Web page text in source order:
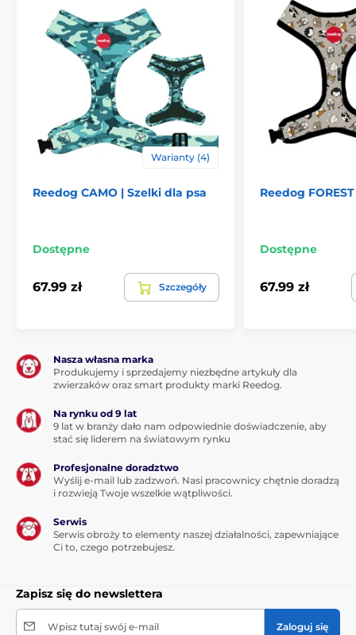
Produkt znajduje się w kategoriach
Szelki dla psów Dla psów
Warianty (4)
Reedog CAMO | Szelki dla psa
Dostępne
67.99 zł Szczegóły
Reedog
Dostępne
67.99 zł
Nasza własna marka
Produkujemy i sprzedajemy niezbędne artykuły dla
zwierzaków oraz smart produkty marki Reedog.
Na rynku od 9 lat
9 lat w branży dało nam odpowiednie doświadczenie, aby
stać się liderem na światowym rynku
Profesjonalne doradztwo
Wyślij e-mail lub zadzwoń. Nasi pracownicy chętnie doradzą
i rozwieją Twoje wszelkie wątpliwości.
Serwis
Serwis obroży to elementy naszej działalności, zapewniające
Ci to, czego potrzebujesz.
Zapisz się do newslettera
Wpisz tutaj swój e-mail Zaloguj się